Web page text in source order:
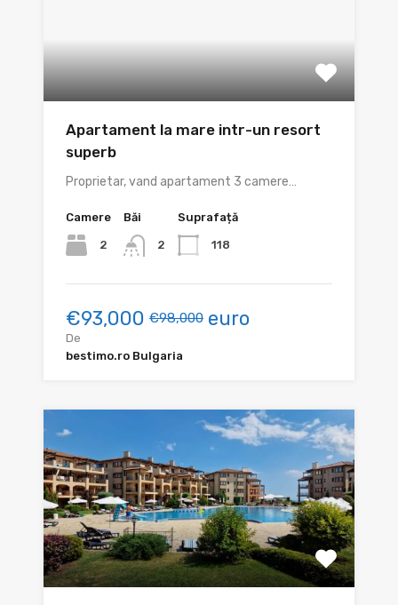
Apartament la mare intr-un resort
superb
Proprietar, vand apartament 3 camere…
Camere
2
Băi
2
Suprafață
118
€93,000 €98,000 euro
De
bestimo.ro Bulgaria